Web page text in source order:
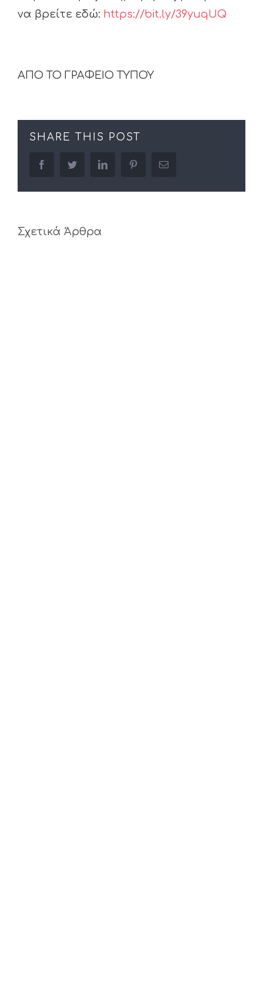
να βρείτε εδώ: https://bit.ly/39yuqUQ
ΑΠΟ ΤΟ ΓΡΑΦΕΙΟ ΤΥΠΟΥ
SHARE THIS POST
facebooktwitter linkedin pinterestEmail
Σχετικά Άρθρα